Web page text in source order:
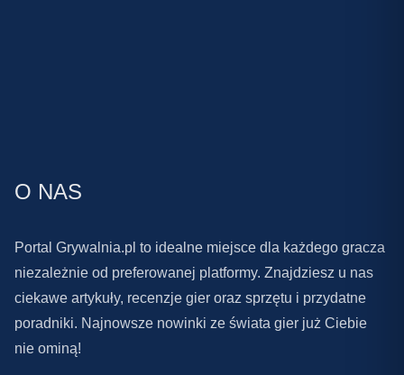
O NAS
Portal Grywalnia.pl to idealne miejsce dla każdego gracza
niezależnie od preferowanej platformy. Znajdziesz u nas
ciekawe artykuły, recenzje gier oraz sprzętu i przydatne
poradniki. Najnowsze nowinki ze świata gier już Ciebie
nie ominą!